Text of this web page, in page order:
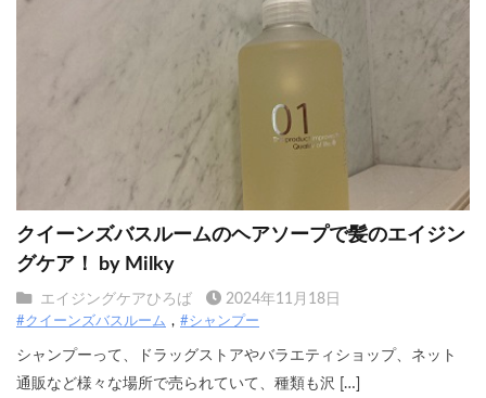
クイーンズバスルームのヘアソープで髪のエイジン
グケア！ by Milky
エイジングケアひろば 2024年11月18日
#クイーンズバスルーム #シャンプー
シャンプーって、ドラッグストアやバラエティショップ、ネット
通販など様々な場所で売られていて、種類も沢 […]